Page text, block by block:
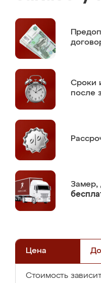
Сроки
после
Замер,
Цена
Стоимость